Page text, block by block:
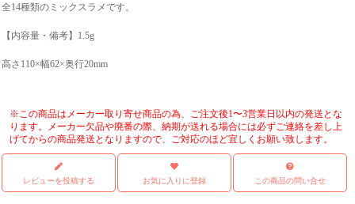
全14種類のミックスラメです。
【内容量・備考】1.5g
高さ110×幅62×奥行20mm
※この商品はメーカー取り寄せ商品の為、ご注文後1〜3営業日以内の発送とな
ります。メーカー欠品や廃番の際、納期が送れる場合には必ずご連絡を差し上
げてからの商品発送となりますので、ご対応のほど宜しくお願い致します。
レビューを投稿する お気に入りに登録 この商品の問い合せ